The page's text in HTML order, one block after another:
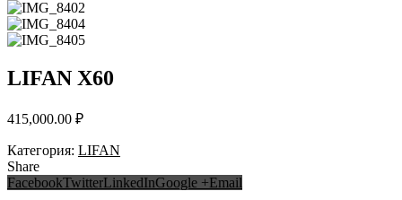
LIFAN X60
415,000.00 ₽
Категория: LIFAN
Share
FacebookTwitterLinkedInGoogle +Email